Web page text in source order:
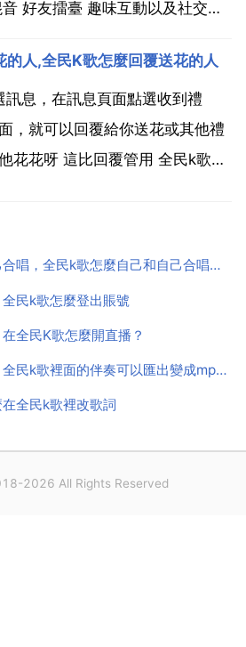
好友擂臺 趣味互動以及社交分
寶開啟預約 並將於2014年9月1
騰訊首款k歌...
人,全民K歌怎麼回覆送花的人
息，在訊息頁面點選收到禮
，就可以回覆給你送花或其他禮
花花呀 這比回覆管用 全民k歌怎
過一枝花就足夠了。我會加倍努
全民k歌怎麼自己跟自己合唱，全民k歌怎麼自己和自己合唱？？？是自己和自己！！有的歌會需要吧
民k歌怎麼登出賬號
全民K歌怎麼開直播？
全民k歌怎麼匯出伴奏，全民k歌裡面的伴奏可以匯出變成mp3格式的麼，可以的話怎麼匯出？
全民k歌裡改歌詞
2026 All Rights Reserved